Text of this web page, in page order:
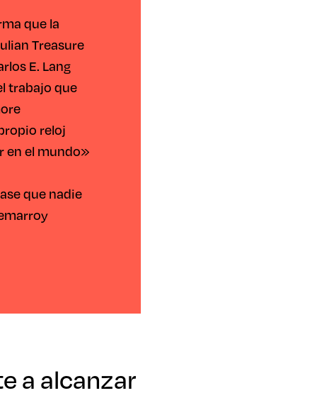
que la
Treasure
E. Lang
trabajo que
reloj
en el mundo»
que nadie
a alcanzar